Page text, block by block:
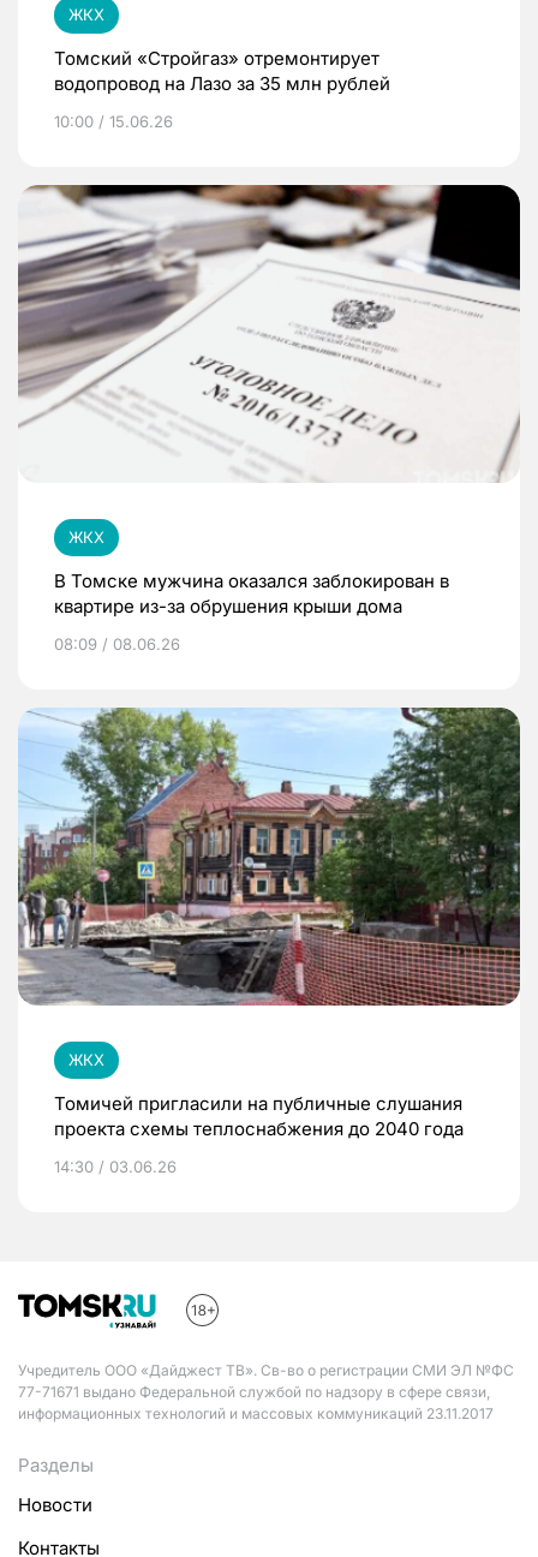
ЖКХ
Томский «Стройгаз» отремонтирует
водопровод на Лазо за 35 млн рублей
10:00 / 15.06.26
ЖКХ
В Томске мужчина оказался заблокирован в
квартире из-за обрушения крыши дома
08:09 / 08.06.26
ЖКХ
Томичей пригласили на публичные слушания
проекта схемы теплоснабжения до 2040 года
14:30 / 03.06.26
Учредитель ООО «Дайджест ТВ». Св-во о регистрации СМИ ЭЛ №ФС
77-71671 выдано Федеральной службой по надзору в сфере связи,
информационных технологий и массовых коммуникаций 23.11.2017
Разделы
Новости
Контакты